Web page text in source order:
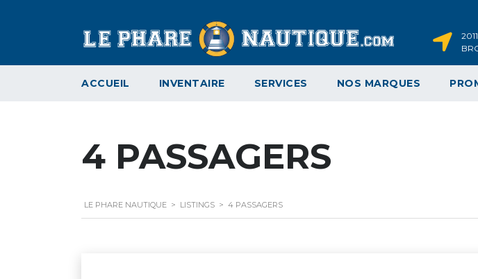
ACCUEIL INVENTAIRE SERVICES NOS MARQUES
4 PASSAGERS
LE PHARE NAUTIQUE > LISTINGS > 4 PASSAGERS